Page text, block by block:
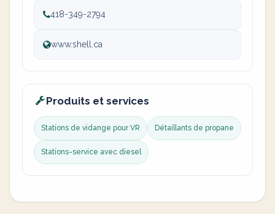
418-349-2794
www.shell.ca
Produits et services
Stations de vidange pour VR Détaillants de propane
Stations-service avec diesel